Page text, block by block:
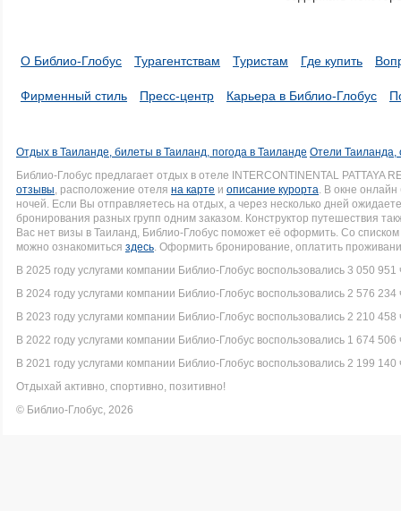
О Библио-Глобус Турагентствам Туристам Где купить
Фирменный стиль Пресс-центр Карьера в Библио-Глобус
Отдых в Таиланде, билеты в Таиланд, погода в Таиланде Отели Таиланда,
Библио-Глобус предлагает отдых в отеле INTERCONTINENTAL
отзывы, расположение отеля на карте и описание курорта. В окне онлайн
ночей. Если Вы отправляетесь на отдых, а через несколько дней
бронирования разных групп одним заказом. Конструктор путешествия
Вас нет визы в Таиланд, Библио-Глобус поможет её оформить. Со
можно ознакомиться здесь. Оформить бронирование, оплатить
В 2025 году услугами компании Библио-Глобус воспользовались 3 050 951
В 2024 году услугами компании Библио-Глобус воспользовались 2 576 234
В 2023 году услугами компании Библио-Глобус воспользовались 2 210 458
В 2022 году услугами компании Библио-Глобус воспользовались 1 674 506
В 2021 году услугами компании Библио-Глобус воспользовались 2 199 140
Отдыхай активно, спортивно, позитивно!
© Библио-Глобус, 2026